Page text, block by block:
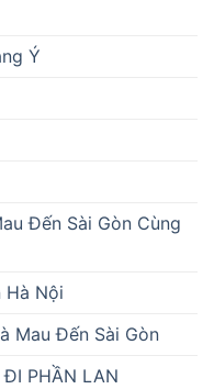
Ý
Đến Sài Gòn Cùng
Hà Nội
Mau Đến Sài Gòn
ĐI PHẦN LAN